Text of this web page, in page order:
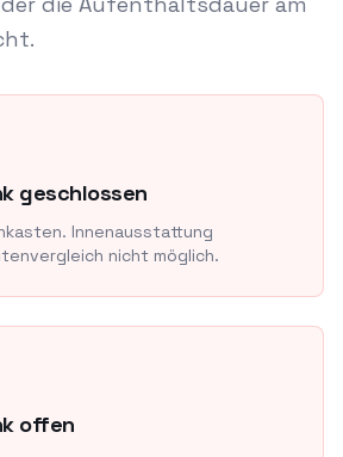
geschlossen
Innenausstattung
nicht möglich.
offen